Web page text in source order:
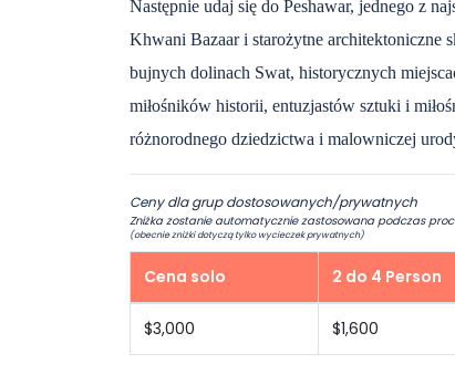
Następnie udaj się do Peshawar, jednego z
Khwani Bazaar i starożytne architektoniczne
bujnych dolinach Swat, historycznych
miłośników historii, entuzjastów sztuki i
różnorodnego dziedzictwa i malowniczej
Ceny dla grup dostosowanych/prywatnych
Zniżka zostanie automatycznie zastosowana podczas
(obecnie zniżki dotyczą tylko wycieczek prywatnych)
Cena solo 2 do 4 Person
$3,000 $1,600